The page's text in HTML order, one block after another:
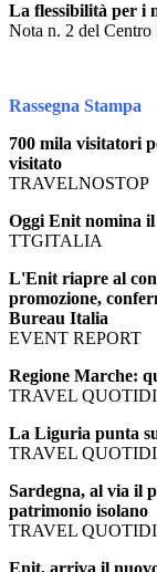
La flessibilità per i
Nota n. 2 del
Rassegna Stampa
700 mila visitatori
visitato
TRAVELNOSTOP
Oggi Enit nomina
TTGITALIA
L'Enit riapre al
promozione,
Bureau Italia
EVENT REPORT
Regione Marche:
TRAVEL
La Liguria punta
TRAVEL
Sardegna, al via il
patrimonio isolano
TRAVEL
Enit, arriva il